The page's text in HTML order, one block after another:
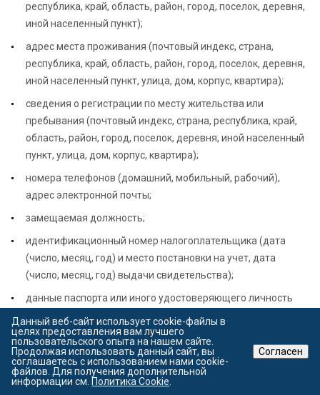
республика, край, область, район, город, поселок, деревня,
иной населенный пункт);
адрес места проживания (почтовый индекс, страна,
республика, край, область, район, город, поселок, деревня,
иной населенный пункт, улица, дом, корпус, квартира);
сведения о регистрации по месту жительства или
пребывания (почтовый индекс, страна, республика, край,
область, район, город, поселок, деревня, иной населенный
пункт, улица, дом, корпус, квартира);
номера телефонов (домашний, мобильный, рабочий),
адрес электронной почты;
замещаемая должность;
идентификационный номер налогоплательщика (дата
(число, месяц, год) и место постановки на учет, дата
(число, месяц, год) выдачи свидетельства);
данные паспорта или иного удостоверяющего личность
документа;
сведения об участии в управлении хозяйствующим
субъектом (за исключением жилищного, жилищно-
строительного, гаражного кооперативов, садоводческого,
огороднического, дачного потребительских кооперативов,
Данный веб-сайт использует cookie-файлы в
целях предоставления вам лучшего
пользовательского опыта на нашем сайте.
Продолжая использовать данный сайт, вы
соглашаетесь с использованием нами cookie-
файлов. Для получения дополнительной
информации см. Политика Cookie
Согласен